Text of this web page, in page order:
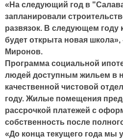
«На следующий год в
запланировали
развязок. В следующем году
будет открыта новая школа»,
Миронов.
Программа социальной
людей доступным жильем в
качественной чистовой
году. Жилые помещения
рассрочкой платежей с
собственность после
«До конца текущего года мы